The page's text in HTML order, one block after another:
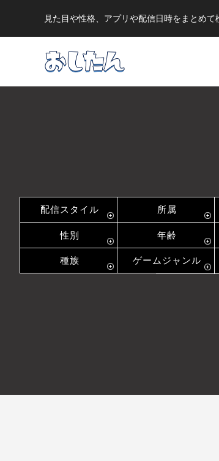
見た目や性格、アプリや配信日時をまとめ
配信スタイル 所属
性別 年齢
種族 ゲームジャンル